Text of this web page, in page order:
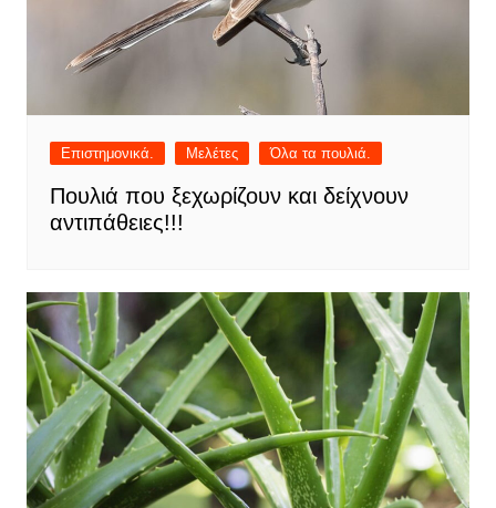
Επιστημονικά. Μελέτες Όλα τα πουλιά.
Πουλιά που ξεχωρίζουν και δείχνουν
αντιπάθειες!!!